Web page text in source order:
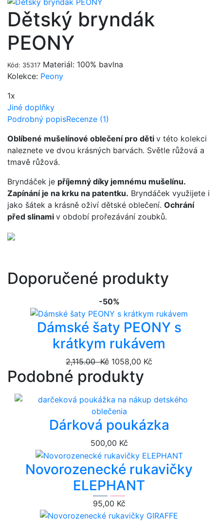
Dětský bryndák
PEONY
Kód: 35317 Materiál: 100% bavlna
Kolekce: Peony
1x
Jiné doplňky
Podrobný popisRecenze (1)
Oblíbené mušelínové oblečení pro děti v této kolekci
naleznete ve dvou krásných barvách. Světle růžová a
tmavě růžová.
Bryndáček je příjemný díky jemnému mušelínu.
Zapínání je na krku na patentku. Bryndáček využijete i
jako šátek a krásně oživí dětské oblečení. Ochrání
před slinami v období prořezávání zoubků.
Doporučené produkty
-50%
Dámské šaty PEONY s
krátkym rukávem
2,115.00 Kč 1058,00 Kč
Podobné produkty
Dárková poukázka
500,00 Kč
Novorozenecké rukavičky
ELEPHANT
95,00 Kč